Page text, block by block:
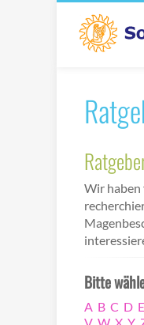
Wir haben
Bitte
A B C D E